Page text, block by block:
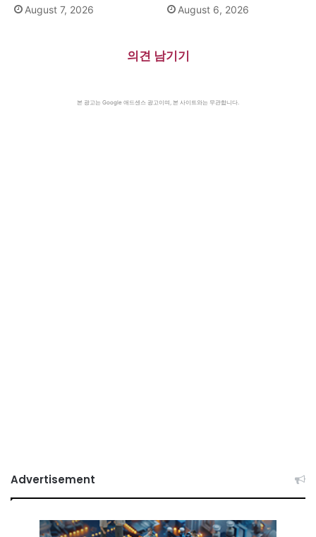
August 7, 2026 August 6, 2026
의견 남기기
본 광고는 Google 애드센스 광고이며, 본 사이트와는 무관합니다.
Advertisement